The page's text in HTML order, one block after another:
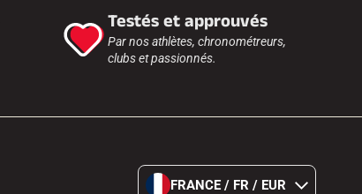
Testés et approuvés
Par nos athlètes, chronométreurs,
clubs et passionnés.
FRANCE / FR / EUR